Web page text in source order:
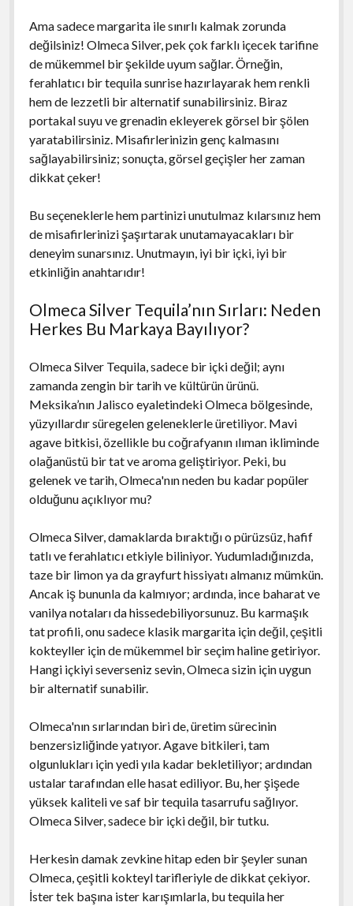
Ama sadece margarita ile sınırlı kalmak zorunda
değilsiniz! Olmeca Silver, pek çok farklı içecek tarifine
de mükemmel bir şekilde uyum sağlar. Örneğin,
ferahlatıcı bir tequila sunrise hazırlayarak hem renkli
hem de lezzetli bir alternatif sunabilirsiniz. Biraz
portakal suyu ve grenadin ekleyerek görsel bir şölen
yaratabilirsiniz. Misafirlerinizin genç kalmasını
sağlayabilirsiniz; sonuçta, görsel geçişler her zaman
dikkat çeker!
Bu seçeneklerle hem partinizi unutulmaz kılarsınız hem
de misafirlerinizi şaşırtarak unutamayacakları bir
deneyim sunarsınız. Unutmayın, iyi bir içki, iyi bir
etkinliğin anahtarıdır!
Olmeca Silver Tequila’nın Sırları: Neden
Herkes Bu Markaya Bayılıyor?
Olmeca Silver Tequila, sadece bir içki değil; aynı
zamanda zengin bir tarih ve kültürün ürünü.
Meksika’nın Jalisco eyaletindeki Olmeca bölgesinde,
yüzyıllardır süregelen geleneklerle üretiliyor. Mavi
agave bitkisi, özellikle bu coğrafyanın ılıman ikliminde
olağanüstü bir tat ve aroma geliştiriyor. Peki, bu
gelenek ve tarih, Olmeca'nın neden bu kadar popüler
olduğunu açıklıyor mu?
Olmeca Silver, damaklarda bıraktığı o pürüzsüz, hafif
tatlı ve ferahlatıcı etkiyle biliniyor. Yudumladığınızda,
taze bir limon ya da grayfurt hissiyatı almanız mümkün.
Ancak iş bununla da kalmıyor; ardında, ince baharat ve
vanilya notaları da hissedebiliyorsunuz. Bu karmaşık
tat profili, onu sadece klasik margarita için değil, çeşitli
kokteyller için de mükemmel bir seçim haline getiriyor.
Hangi içkiyi severseniz sevin, Olmeca sizin için uygun
bir alternatif sunabilir.
Olmeca'nın sırlarından biri de, üretim sürecinin
benzersizliğinde yatıyor. Agave bitkileri, tam
olgunlukları için yedi yıla kadar bekletiliyor; ardından
ustalar tarafından elle hasat ediliyor. Bu, her şişede
yüksek kaliteli ve saf bir tequila tasarrufu sağlıyor.
Olmeca Silver, sadece bir içki değil, bir tutku.
Herkesin damak zevkine hitap eden bir şeyler sunan
Olmeca, çeşitli kokteyl tarifleriyle de dikkat çekiyor.
İster tek başına ister karışımlarla, bu tequila her